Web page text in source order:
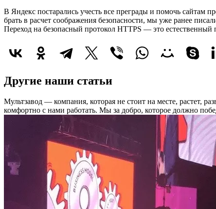
В Яндекс постарались учесть все преграды и помочь сайтам
брать в расчет соображения безопасности, мы уже ранее
Переход на безопасный протокол HTTPS — это естественный
Другие наши статьи
Мультзавод — компания, которая не стоит на месте, растет,
комфортно с нами работать. Мы за добро, которое должно